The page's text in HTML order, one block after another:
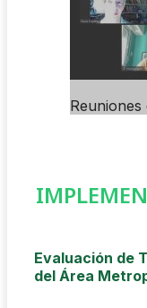
Evaluación de
del Área